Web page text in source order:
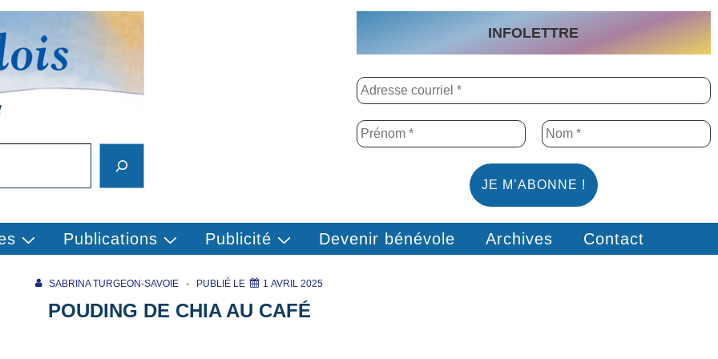
INFOLETTRE
Publications Publicité Devenir bénévole Archives Contact
SABRINA TURGEON-SAVOIE PUBLIÉ LE 1 AVRIL 2025
POUDING DE CHIA AU CAFÉ